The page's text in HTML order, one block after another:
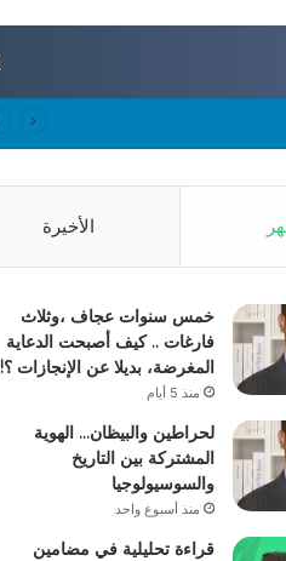
الأخيرة
خمس سنوات عجاف ،وثلاث
فارغات .. كيف أصبحت الدعاية
المغرضة، بديلا عن الإنجازات ؟!
منذ 5 أيام
لحراطين والبيظان… الهوية
المشتركة بين التاريخ
والسوسيولوجيا
منذ أسبوع واحد
قراءة تحليلية في مضامين